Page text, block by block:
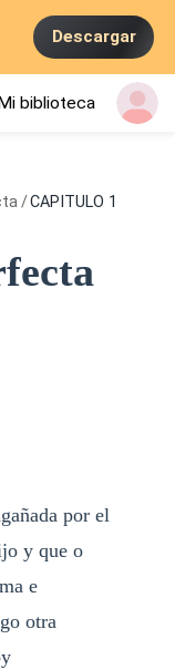
Descargar
biblioteca
/CAPITULO 1
por el
y que o
e
otra